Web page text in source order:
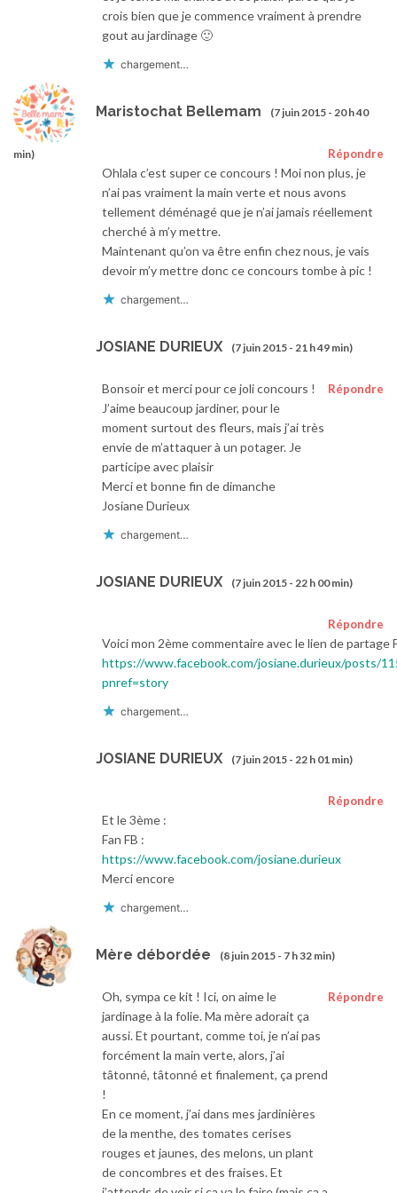
crois bien que je commence vraiment à prendre
gout au jardinage 🙂
chargement…
Maristochat Bellemam (7 juin 2015 - 20 h 40
min) Répondre
Ohlala c’est super ce concours ! Moi non plus, je
n’ai pas vraiment la main verte et nous avons
tellement déménagé que je n’ai jamais réellement
cherché à m’y mettre.
Maintenant qu’on va être enfin chez nous, je vais
devoir m’y mettre donc ce concours tombe à pic !
chargement…
JOSIANE DURIEUX (7 juin 2015 - 21 h 49 min)
Répondre
Bonsoir et merci pour ce joli concours !
J’aime beaucoup jardiner, pour le
moment surtout des fleurs, mais j’ai très
envie de m’attaquer à un potager. Je
participe avec plaisir
Merci et bonne fin de dimanche
Josiane Durieux
chargement…
JOSIANE DURIEUX (7 juin 2015 - 22 h 00 min)
Répondre
Voici mon 2ème commentaire avec le lien de partage
https://www.facebook.com/josiane.durieux/posts/
pnref=story
chargement…
JOSIANE DURIEUX (7 juin 2015 - 22 h 01 min)
Répondre
Et le 3ème :
Fan FB :
https://www.facebook.com/josiane.durieux
Merci encore
chargement…
Mère débordée (8 juin 2015 - 7 h 32 min)
Répondre
Oh, sympa ce kit ! Ici, on aime le
jardinage à la folie. Ma mère adorait ça
aussi. Et pourtant, comme toi, je n’ai pas
forcément la main verte, alors, j’ai
tâtonné, tâtonné et finalement, ça prend
!
En ce moment, j’ai dans mes jardinières
de la menthe, des tomates cerises
rouges et jaunes, des melons, un plant
de concombres et des fraises. Et